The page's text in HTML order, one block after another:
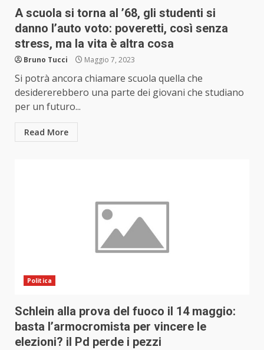
A scuola si torna al ’68, gli studenti si
danno l’auto voto: poveretti, così senza
stress, ma la vita è altra cosa
Bruno Tucci Maggio 7, 2023
Si potrà ancora chiamare scuola quella che
desidererebbero una parte dei giovani che studiano
per un futuro...
Read More
Politica
Schlein alla prova del fuoco il 14 maggio:
basta l’armocromista per vincere le
elezioni? il Pd perde i pezzi